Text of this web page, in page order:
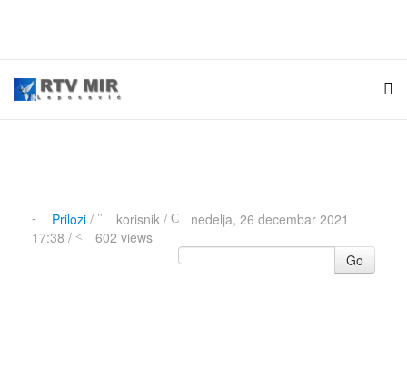
Prilozi/ korisnik /
nedelja, 26 decembar 2021
17:38 /
602 views
Go